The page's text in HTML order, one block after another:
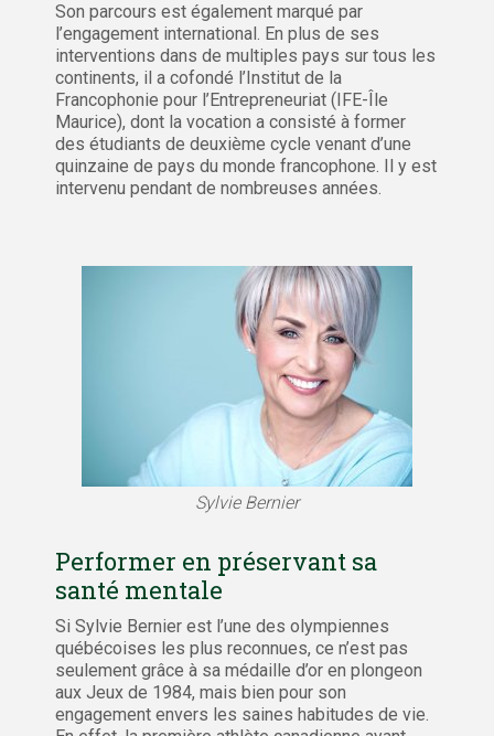
Son parcours est également marqué par
l’engagement international. En plus de ses
interventions dans de multiples pays sur tous les
continents, il a cofondé l’Institut de la
Francophonie pour l’Entrepreneuriat (IFE-Île
Maurice), dont la vocation a consisté à former
des étudiants de deuxième cycle venant d’une
quinzaine de pays du monde francophone. Il y est
intervenu pendant de nombreuses années.
Sylvie Bernier
Performer en préservant sa
santé mentale
Si Sylvie Bernier est l’une des olympiennes
québécoises les plus reconnues, ce n’est pas
seulement grâce à sa médaille d’or en plongeon
aux Jeux de 1984, mais bien pour son
engagement envers les saines habitudes de vie.